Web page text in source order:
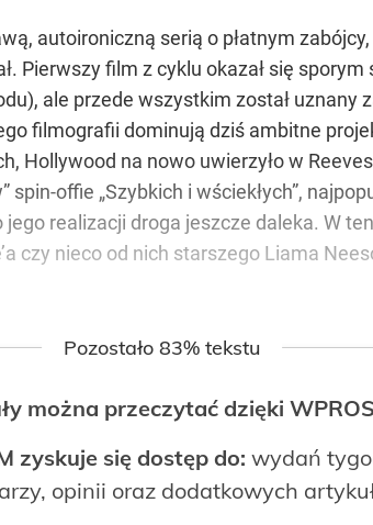
autoironiczną serią o płatnym
Pierwszy film z cyklu okazał się
ale przede wszystkim został uznany
filmografii dominują dziś ambitne
na nowo uwierzyło w
offie „Szybkich i wściekłych”,
realizacji droga jeszcze daleka. W
czy nieco od nich starszego Liama
Pozostało 83% tekstu
można przeczytać dzięki
zyskuje się dostęp do: wydań
opinii oraz dodatkowych